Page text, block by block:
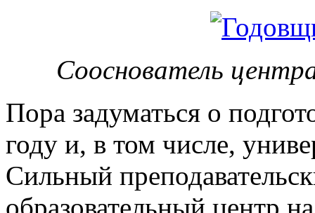
Сооснователь
Пора задуматься о
году и, в том числе,
Сильный
образовательный центр